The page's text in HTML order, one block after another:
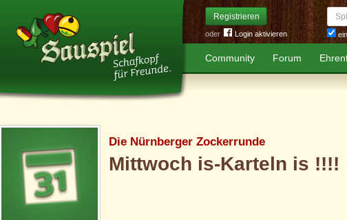
Registrieren
oder Login aktivieren
Community Forum
Die Nürnberger Zockerrunde
Mittwoch is-Karteln is !!!!